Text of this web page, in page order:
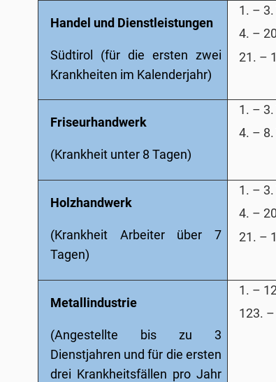
Handel und Dienstleistungen
Südtirol (für die ersten zwei
Krankheiten im Kalenderjahr)
1. – 3.
4. –
21. –
Friseurhandwerk
(Krankheit unter 8 Tagen)
1. – 3.
4. – 8.
Holzhandwerk
(Krankheit Arbeiter über 7
Tagen)
1. – 3.
4. –
21. –
Metallindustrie
(Angestellte bis zu 3
Dienstjahren und für die ersten
drei Krankheitsfällen pro Jahr
1. –
123.